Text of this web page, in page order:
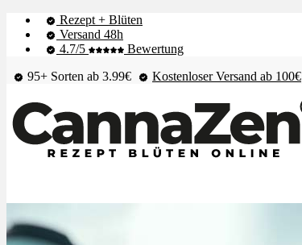
Rezept + Blüten
Versand 48h
4.7/5
Bewertung
95+ Sorten ab 3.99€
Kostenloser Versand ab 100€
Shop & Live-Bestand